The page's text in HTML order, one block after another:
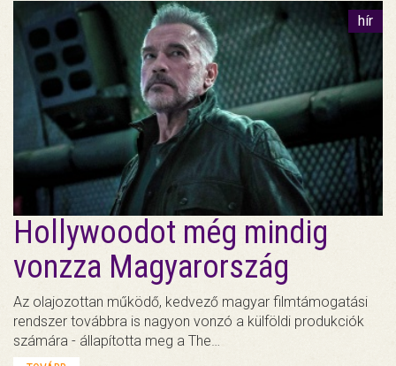
hír
Hollywoodot még mindig
vonzza Magyarország
Az olajozottan működő, kedvező magyar filmtámogatási
rendszer továbbra is nagyon vonzó a külföldi produkciók
számára - állapította meg a The…